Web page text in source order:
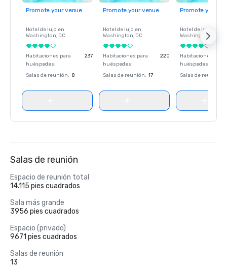
Promote your venue
Hotel de lujo en
Washington, DC
Habitaciones para
huéspedes:
237
Salas de reunión: 8
Promote your venue
Hotel de lujo en
Washington, DC
Habitaciones para
huéspedes:
220
Salas de reunión: 17
Promote your
Hotel de lujo en
Washington
Habitaciones para
huéspedes
Salas de reunión
Salas de reunión
Espacio de reunión total
14.115 pies cuadrados
Sala más grande
3956 pies cuadrados
Espacio (privado)
9671 pies cuadrados
Salas de reunión
13